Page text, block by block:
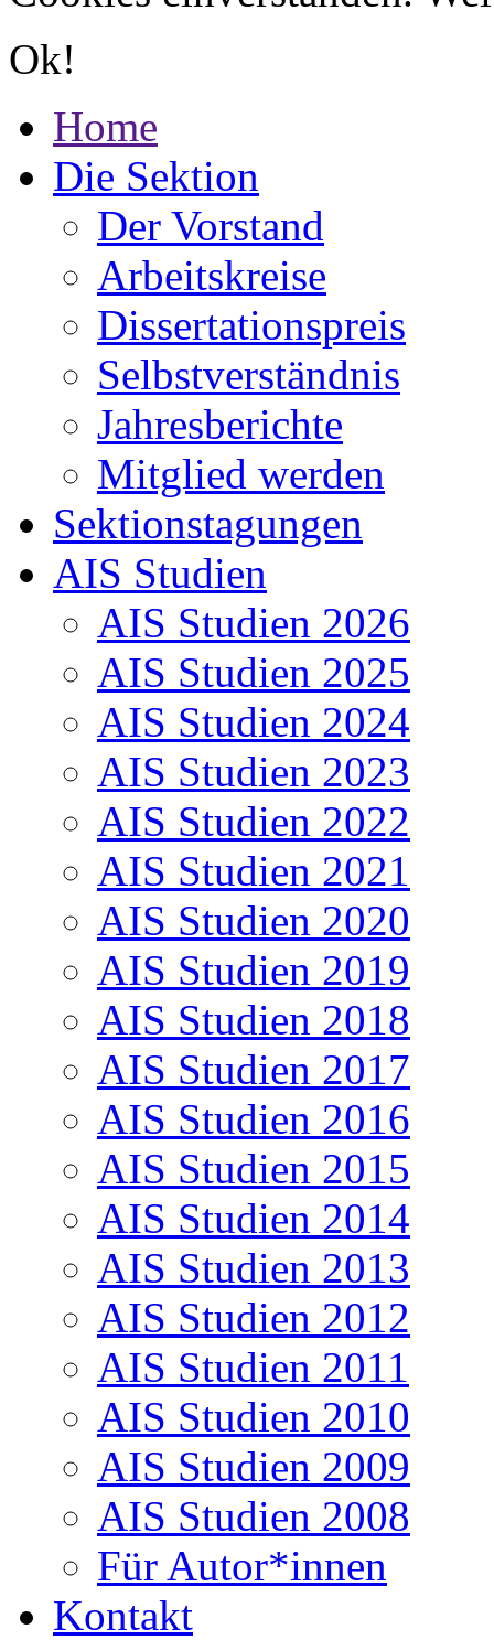
Ok!
Home
Die Sektion
Der Vorstand
Arbeitskreise
Dissertationspreis
Selbstverständnis
Jahresberichte
Mitglied werden
Sektionstagungen
AIS Studien
AIS Studien 2026
AIS Studien 2025
AIS Studien 2024
AIS Studien 2023
AIS Studien 2022
AIS Studien 2021
AIS Studien 2020
AIS Studien 2019
AIS Studien 2018
AIS Studien 2017
AIS Studien 2016
AIS Studien 2015
AIS Studien 2014
AIS Studien 2013
AIS Studien 2012
AIS Studien 2011
AIS Studien 2010
AIS Studien 2009
AIS Studien 2008
Für Autor*innen
Kontakt